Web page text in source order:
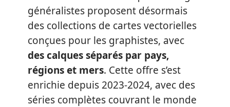
généralistes proposent désormais
des collections de cartes vectorielles
conçues pour les graphistes, avec
des calques séparés par pays,
régions et mers. Cette offre s’est
enrichie depuis 2023-2024, avec des
séries complètes couvrant le monde